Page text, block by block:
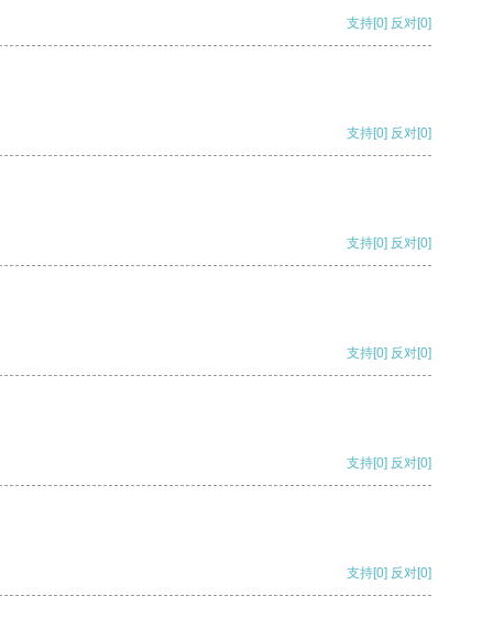
支持[0] 反对[0]
支持[0] 反对[0]
支持[0] 反对[0]
支持[0] 反对[0]
支持[0] 反对[0]
支持[0] 反对[0]